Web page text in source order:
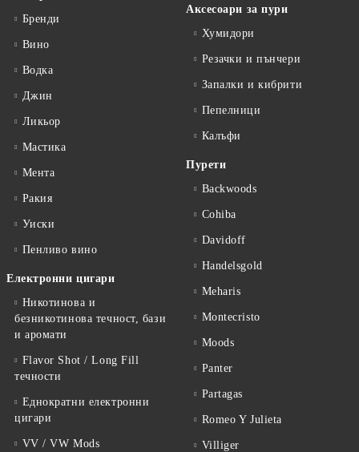
Бренди
Вино
Водка
Джин
Ликьор
Мастика
Мента
Ракия
Уиски
Пенливо вино
Електронни цигари
Никотинова и
безникотинова течност, бази
и аромати
Flavor Shot / Long Fill
течности
Еднократни електронни
цигари
VV / VW Mods
Аксесоари за пури
Хумидори
Резачки и пънчери
Запалки и кибрити
Пепелници
Калъфи
Пурети
Backwoods
Cohiba
Davidoff
Handelsgold
Meharis
Montecristo
Moods
Panter
Partagas
Romeo Y Julieta
Villiger